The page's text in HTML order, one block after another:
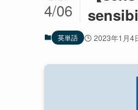
4/06
英単語 2023年1月4